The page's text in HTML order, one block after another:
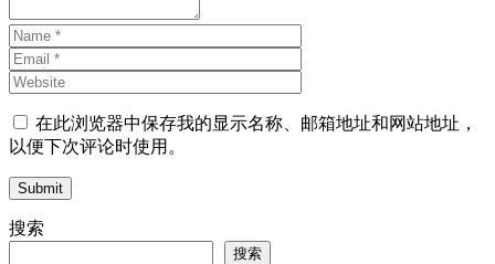
在此浏览器中保存我的显示名称、邮箱地址和网站地址，
以便下次评论时使用。
Submit
搜索
搜索